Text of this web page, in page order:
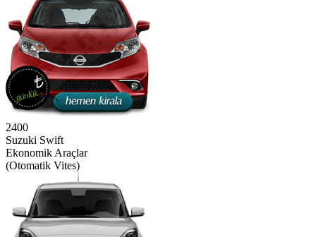
2400
Suzuki Swift
Ekonomik Araçlar
(Otomatik Vites)